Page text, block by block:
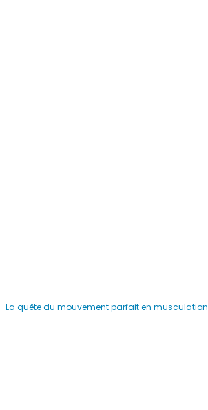
La quête du mouvement parfait en musculation